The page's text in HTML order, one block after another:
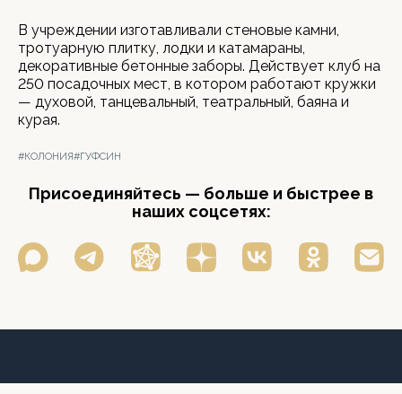
В учреждении изготавливали стеновые камни,
тротуарную плитку, лодки и катамараны,
декоративные бетонные заборы. Действует клуб на
250 посадочных мест, в котором работают кружки
— духовой, танцевальный, театральный, баяна и
курая.
#КОЛОНИЯ#ГУФСИН
Присоединяйтесь — больше и быстрее в
наших соцсетях: